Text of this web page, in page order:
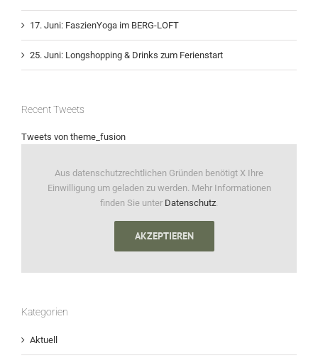
17. Juni: FaszienYoga im BERG-LOFT
25. Juni: Longshopping & Drinks zum Ferienstart
Recent Tweets
Tweets von theme_fusion
Aus datenschutzrechtlichen Gründen benötigt X Ihre
Einwilligung um geladen zu werden. Mehr Informationen
finden Sie unter Datenschutz.
AKZEPTIEREN
Kategorien
Aktuell